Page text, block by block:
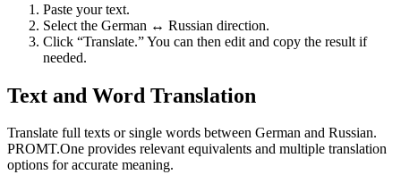
Paste your text.
Select the German ↔ Russian direction.
Click “Translate.” You can then edit and copy the result if
needed.
Text and Word Translation
Translate full texts or single words between German and Russian.
PROMT.One provides relevant equivalents and multiple translation
options for accurate meaning.